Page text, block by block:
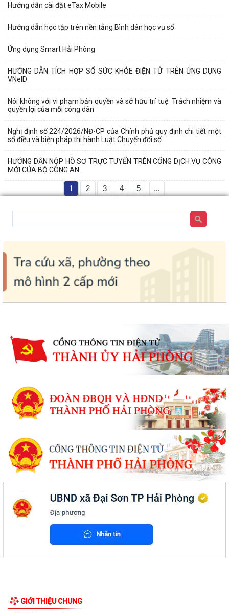
Hướng dẫn cài đặt eTax Mobile
Hướng dẫn học tập trên nền tảng Bình dân học vụ số
Ứng dụng Smart Hải Phòng
HƯỚNG DẪN TÍCH HỢP SỔ SỨC KHỎE ĐIỆN TỬ TRÊN ỨNG DỤNG
VNeID
Nói không với vi phạm bản quyền và sở hữu trí tuệ: Trách nhiệm và
quyền lợi của mỗi công dân
Nghị định số 224/2026/NĐ-CP của Chính phủ quy định chi tiết một
số điều và biện pháp thi hành Luật Chuyển đổi số
HƯỚNG DẪN NỘP HỒ SƠ TRỰC TUYẾN TRÊN CỔNG DỊCH VỤ CÔNG
MỚI CỦA BỘ CÔNG AN
1 2 3 4 5 ...
GIỚI THIỆU CHUNG